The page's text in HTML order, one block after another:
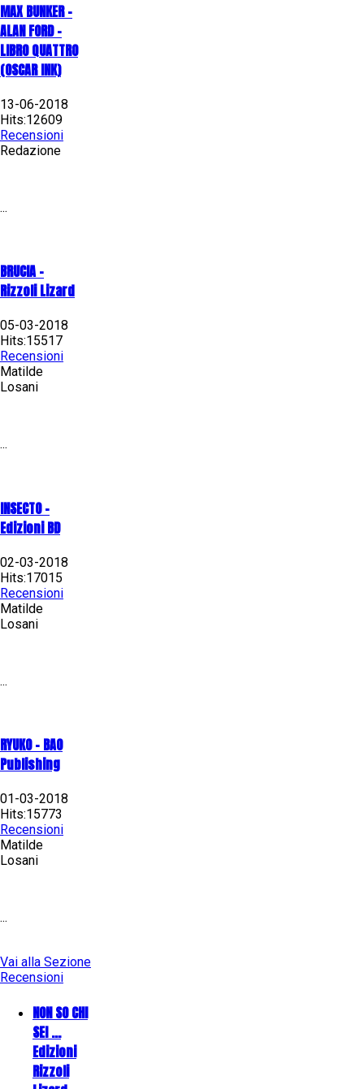
MAX BUNKER –
ALAN FORD –
LIBRO QUATTRO
(OSCAR INK)
13-06-2018
Hits:12609
Recensioni
Redazione
...
BRUCIA -
Rizzoli Lizard
05-03-2018
Hits:15517
Recensioni
Matilde
Losani
...
INSECTO -
Edizioni BD
02-03-2018
Hits:17015
Recensioni
Matilde
Losani
...
RYUKO - BAO
Publishing
01-03-2018
Hits:15773
Recensioni
Matilde
Losani
...
Vai alla Sezione
Recensioni
NON SO CHI
SEI ...
Edizioni
Rizzoli